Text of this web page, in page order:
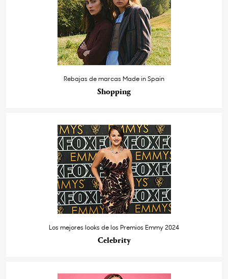
Rebajas de marcas Made in Spain
Shopping
Los mejores looks de los Premios Emmy 2024
Celebrity